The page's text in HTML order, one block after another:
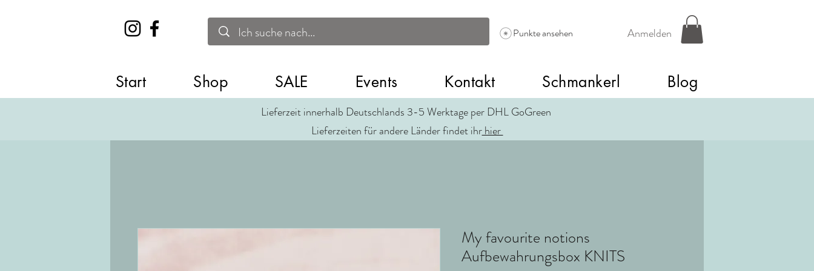
Anmelden
Punkte ansehen
Start Shop SALE Events Kontakt Schmankerl Blog
Lieferzeit innerhalb Deutschlands 3-5 Werktage per DHL GoGreen
Lieferzeiten für andere Länder findet ihrhier
My favourite notions
Aufbewahrungsbox KNITS